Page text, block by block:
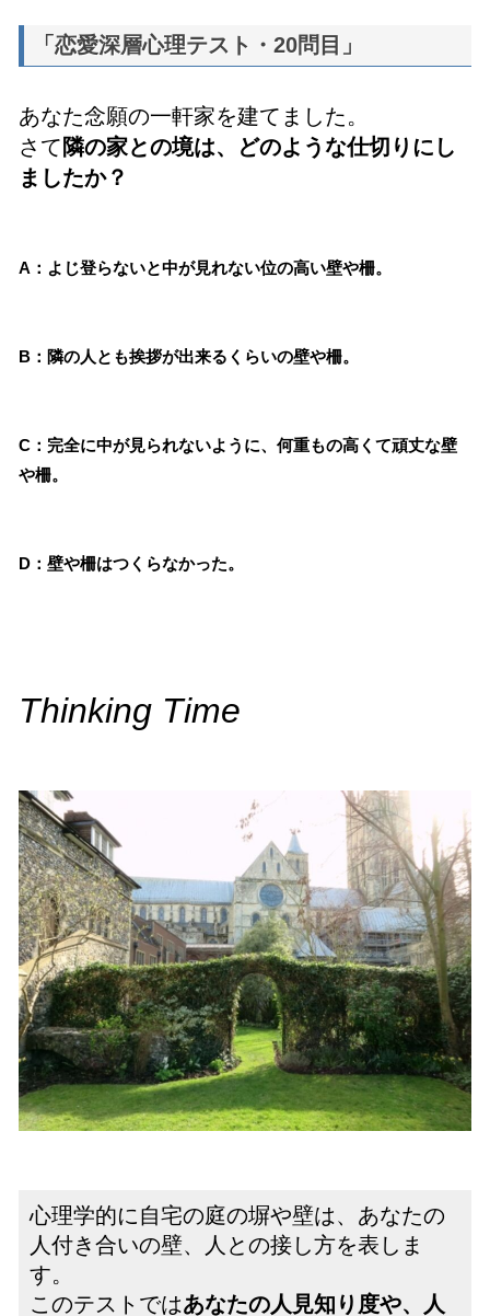
「恋愛深層心理テスト・20問目」
あなた念願の一軒家を建てました。
さて 隣の家との境は、どのような仕切りにし
ましたか？
A：よじ登らないと中が見れない位の高い壁や柵。
B：隣の人とも挨拶が出来るくらいの壁や柵。
C：完全に中が見られないように、何重もの高くて頑丈な壁
や柵。
D：壁や柵はつくらなかった。
Thinking Time
心理学的に自宅の庭の塀や壁は、あなたの
人付き合いの壁、人との接し方を表しま
す。
このテストではあなたの人見知り度や、人